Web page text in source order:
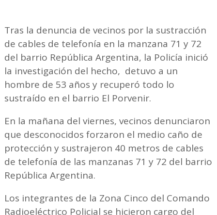
Tras la denuncia de vecinos por la sustracción
de cables de telefonía en la manzana 71 y 72
del barrio República Argentina, la Policía inició
la investigación del hecho, detuvo a un
hombre de 53 años y recuperó todo lo
sustraído en el barrio El Porvenir.
En la mañana del viernes, vecinos denunciaron
que desconocidos forzaron el medio caño de
protección y sustrajeron 40 metros de cables
de telefonía de las manzanas 71 y 72 del barrio
República Argentina.
Los integrantes de la Zona Cinco del Comando
Radioeléctrico Policial se hicieron cargo del